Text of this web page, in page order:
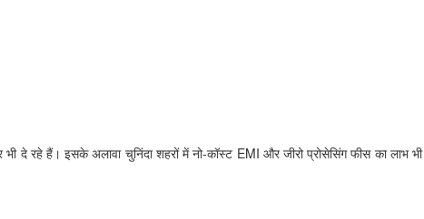
दे रहे हैं। इसके अलावा चुनिंदा शहरों में नो-कॉस्ट EMI और जीरो प्रोसेसिंग फीस का लाभ भी